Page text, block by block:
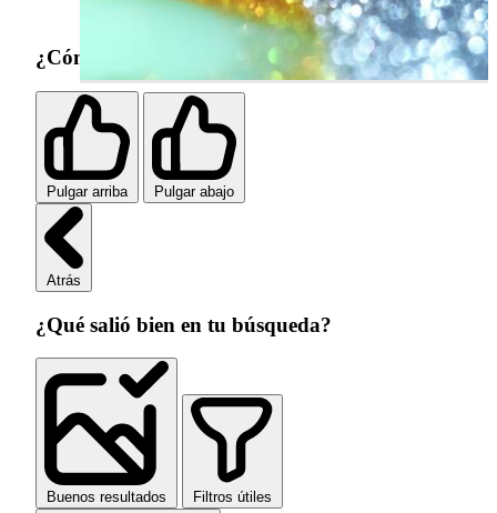
¿Cómo fue tu experiencia de búsqueda?
Pulgar arriba Pulgar abajo
Atrás
¿Qué salió bien en tu búsqueda?
Buenos resultados Filtros útiles